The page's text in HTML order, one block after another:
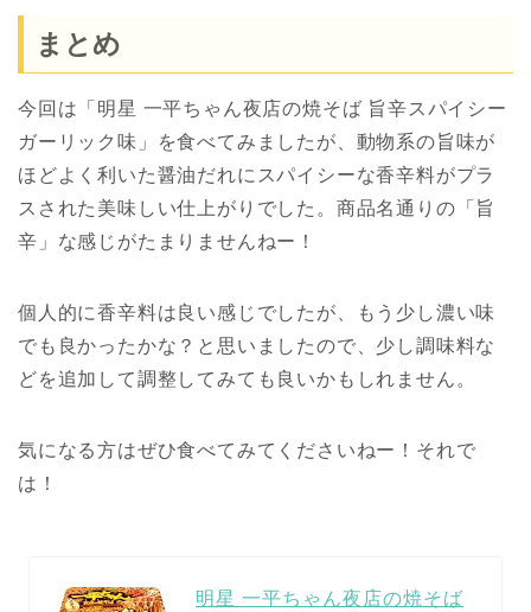
まとめ
今回は「明星 一平ちゃん夜店の焼そば 旨辛スパイシー
ガーリック味」を食べてみましたが、動物系の旨味が
ほどよく利いた醤油だれにスパイシーな香辛料がプラ
スされた美味しい仕上がりでした。商品名通りの「旨
辛」な感じがたまりませんねー！
個人的に香辛料は良い感じでしたが、もう少し濃い味
でも良かったかな？と思いましたので、少し調味料な
どを追加して調整してみても良いかもしれません。
気になる方はぜひ食べてみてくださいねー！それで
は！
明星 一平ちゃん夜店の焼そば